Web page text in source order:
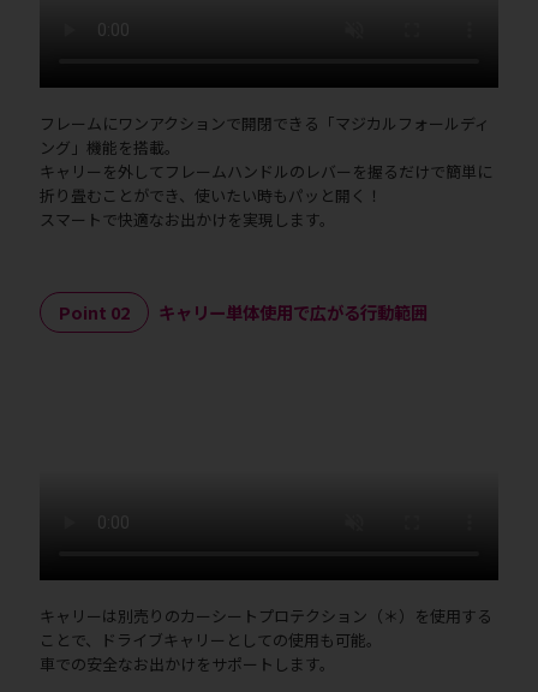
フレームにワンアクションで開閉できる「マジカルフォールディ
ング」機能を搭載。
キャリーを外してフレームハンドルのレバーを握るだけで簡単に
折り畳むことができ、使いたい時もパッと開く！
スマートで快適なお出かけを実現します。
Point 02 キャリー単体使用で広がる行動範囲
キャリーは別売りのカーシートプロテクション（＊）を使用する
ことで、ドライブキャリーとしての使用も可能。
車での安全なお出かけをサポートします。